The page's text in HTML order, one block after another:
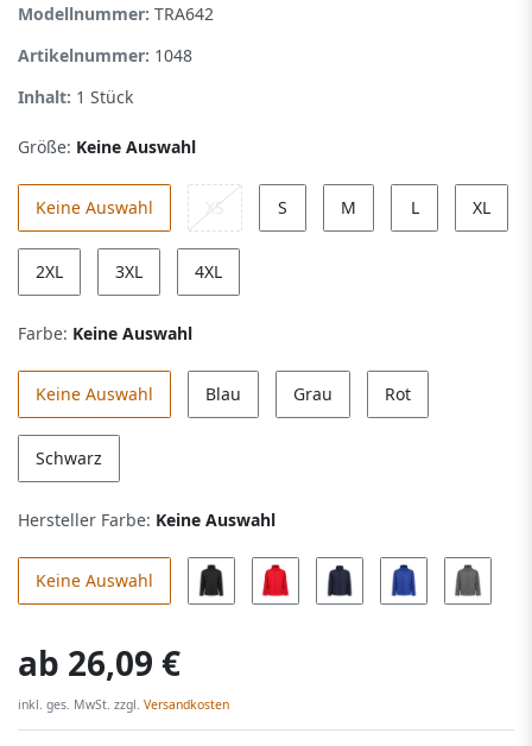
Modellnummer: TRA642
Artikelnummer: 1048
Inhalt: 1 Stück
Größe: Keine Auswahl
Keine Auswahl XS S M L XL
2XL 3XL 4XL
Farbe: Keine Auswahl
Keine Auswahl Blau Grau Rot
Schwarz
Hersteller Farbe: Keine Auswahl
Keine Auswahl
ab 26,09 €
inkl. ges. MwSt. zzgl. Versandkosten